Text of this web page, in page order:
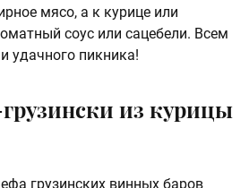
мясо, а к курице или
соус или сацебели. Всем
удачного пикника!
из курицы
грузинских винных баров